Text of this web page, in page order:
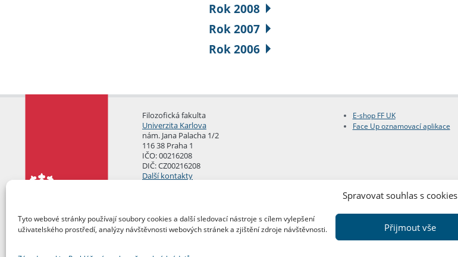
Spravovat souhlas s cookies
Tyto webové stránky používají soubory cookies a další sledovací nástroje s cílem vylepšení
uživatelského prostředí, analýzy návštěvnosti webových stránek a zjištění zdroje návštěvnosti.
Přijmout vše
Rok 2008
Rok 2007
Rok 2006
Filozofická fakulta
Univerzita Karlova
nám. Jana Palacha 1/2
116 38 Praha 1
IČO: 00216208
DIČ: CZ00216208
Další kontakty
E-shop FF UK
Face Up oznamovací aplikace